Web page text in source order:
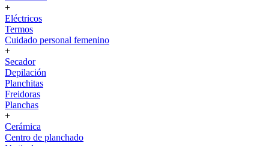
+
Eléctricos
Termos
Cuidado personal femenino
+
Secador
Depilación
Planchitas
Freidoras
Planchas
+
Cerámica
Centro de planchado